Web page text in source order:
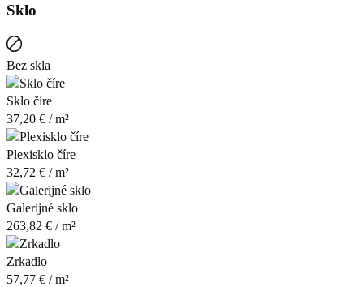
Sklo
Bez skla
Sklo číre
37,20 € / m²
Plexisklo číre
32,72 € / m²
Galerijné sklo
263,82 € / m²
Zrkadlo
57,77 € / m²